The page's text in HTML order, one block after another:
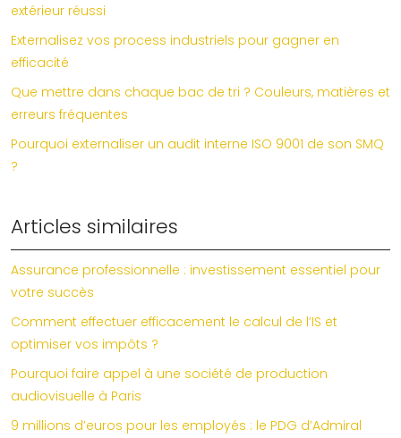
extérieur réussi
Externalisez vos process industriels pour gagner en
efficacité
Que mettre dans chaque bac de tri ? Couleurs, matières et
erreurs fréquentes
Pourquoi externaliser un audit interne ISO 9001 de son SMQ
?
Articles similaires
Assurance professionnelle : investissement essentiel pour
votre succès
Comment effectuer efficacement le calcul de l’IS et
optimiser vos impôts ?
Pourquoi faire appel à une société de production
audiovisuelle à Paris
9 millions d’euros pour les employés : le PDG d’Admiral